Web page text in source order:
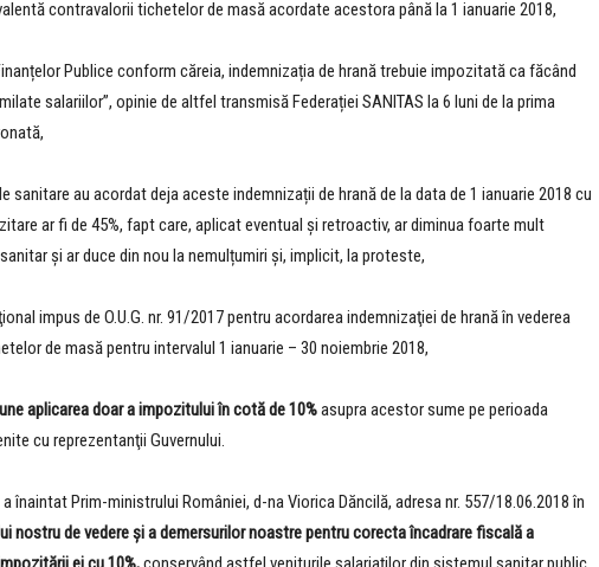
contravalorii tichetelor de masă acordate acestora până la 1 ianuarie 2018,
Publice conform căreia, indemnizația de hrană trebuie impozitată ca făcând
salariilor”, opinie de altfel transmisă Federației SANITAS la 6 luni de la prima
sanitare au acordat deja aceste indemnizații de hrană de la data de 1 ianuarie 2018 cu
ar fi de 45%, fapt care, aplicat eventual şi retroactiv, ar diminua foarte mult
și ar duce din nou la nemulțumiri și, implicit, la proteste,
impus de O.U.G. nr. 91/2017 pentru acordarea indemnizaţiei de hrană în vederea
de masă pentru intervalul 1 ianuarie – 30 noiembrie 2018,
aplicarea doar a impozitului în cotă de 10%asupra acestor sume pe perioada
cu reprezentanţii Guvernului.
înaintat Prim-ministrului României, d-na Viorica Dăncilă, adresa nr. 557/18.06.2018 în
nostru de vedere și a demersurilor noastre pentru corecta încadrare fiscală a